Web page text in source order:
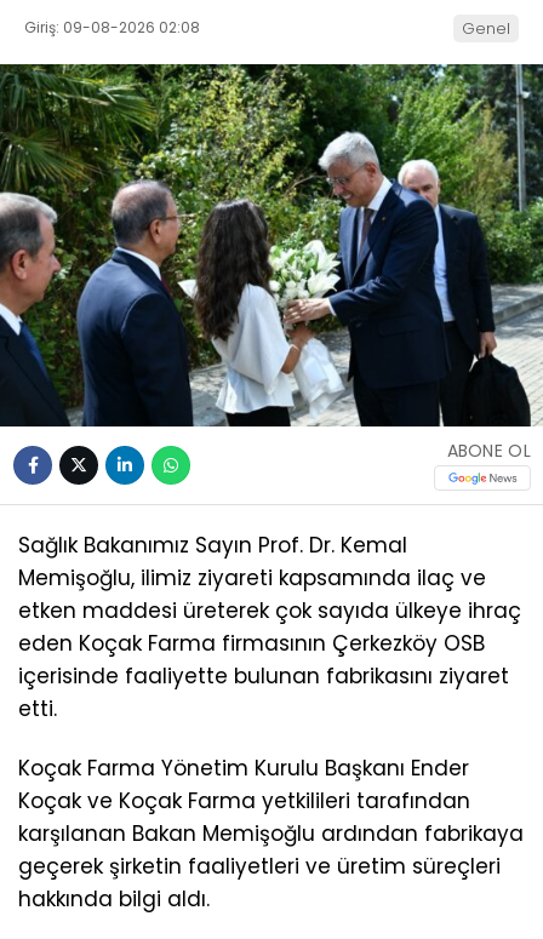
Giriş: 09-08-2026 02:08 Genel
ABONE OL
Sağlık Bakanımız Sayın Prof. Dr. Kemal
Memişoğlu, ilimiz ziyareti kapsamında ilaç ve
etken maddesi üreterek çok sayıda ülkeye ihraç
eden Koçak Farma firmasının Çerkezköy OSB
içerisinde faaliyette bulunan fabrikasını ziyaret
etti.
Koçak Farma Yönetim Kurulu Başkanı Ender
Koçak ve Koçak Farma yetkilileri tarafından
karşılanan Bakan Memişoğlu ardından fabrikaya
geçerek şirketin faaliyetleri ve üretim süreçleri
hakkında bilgi aldı.